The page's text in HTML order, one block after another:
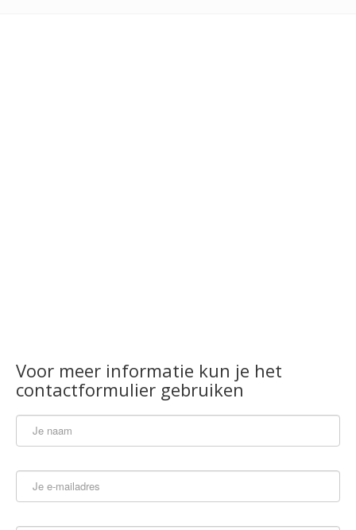
Voor meer informatie kun je het
contactformulier gebruiken